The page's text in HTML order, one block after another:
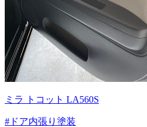
ミラ トコット LA560S
#ドア内張り塗装